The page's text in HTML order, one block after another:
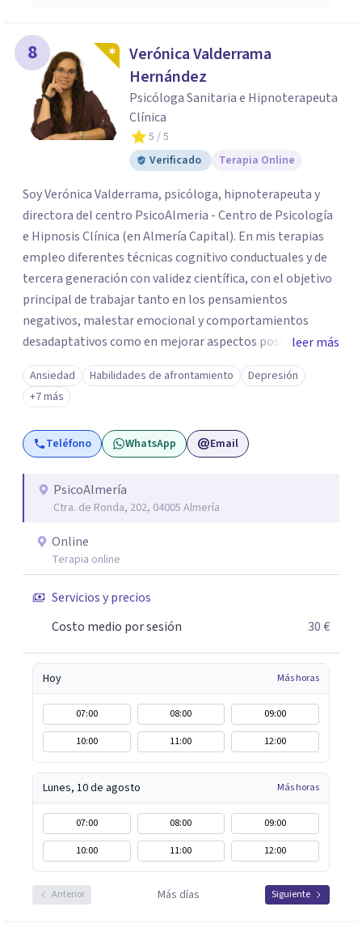
8
Verónica Valderrama
Hernández
Psicóloga Sanitaria e Hipnoterapeuta
Clínica
5 / 5
Verificado
Terapia Online
Soy Verónica Valderrama, psicóloga, hipnoterapeuta y
directora del centro PsicoAlmeria - Centro de Psicología
e Hipnosis Clínica (en Almería Capital). En mis terapias
empleo diferentes técnicas cognitivo conductuales y de
tercera generación con validez científica, con el objetivo
principal de trabajar tanto en los pensamientos
negativos, malestar emocional y comportamientos
desadaptativos como en mejorar aspectos positivos,
habilidades y desarrollo personal. ¡Tus objetivos son los
míos y juntos los alcanzaremos!. Mi objetivo principal es
que consigas el bienestar y equilibrio que buscas, siendo
consciente de que cada persona es diferente y por ello
inicialmente realizaremos una adecuada evaluación para
personalizado. Utilizo diferentes técnicas psicológicas
aunque mi especialidad es la hipnosis clínica, como
eficacia, reduciendo el tiempo de tratamiento y
consiguiendo cambios positivos desde la primera sesión.
¿Tienes dudas de cómo enfocaré tu problema o situación?
momento de dar el paso a una nueva etapa en tu vida.
leer más
Ansiedad Habilidades de afrontamiento
Depresión
+7 más
Teléfono WhatsApp Email
PsicoAlmería
Ctra. de Ronda, 202, 04005 Almería
Online
Terapia online
Servicios y precios
Costo medio por sesión
30 €
Hoy Más horas
07:00 08:00
09:00
10:00
11:00 12:00
Lunes, 10 de agosto Más horas
07:00 08:00
09:00
10:00
11:00 12:00
Anterior Más días Siguiente